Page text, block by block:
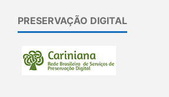
PRESERVAÇÃO DIGITAL